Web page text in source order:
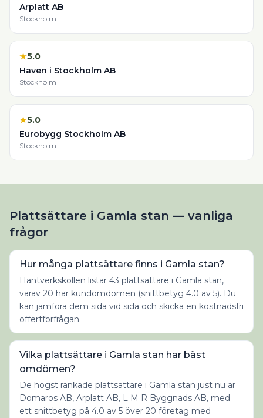
Arplatt AB
Stockholm
★5.0
Haven i Stockholm AB
Stockholm
★5.0
Eurobygg Stockholm AB
Stockholm
Plattsättare i Gamla stan — vanliga
frågor
Hur många plattsättare finns i Gamla stan?
Hantverkskollen listar 43 plattsättare i Gamla stan,
varav 20 har kundomdömen (snittbetyg 4.0 av 5). Du
kan jämföra dem sida vid sida och skicka en kostnadsfri
offertförfrågan.
Vilka plattsättare i Gamla stan har bäst
omdömen?
De högst rankade plattsättare i Gamla stan just nu är
Domaros AB, Arplatt AB, L M R Byggnads AB, med
ett snittbetyg på 4.0 av 5 över 20 företag med